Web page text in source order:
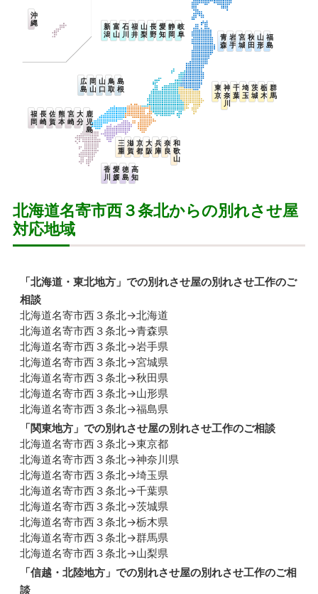
青
森
岩
手
宮
城
秋
田
山
形
福
島
東
京
神
奈
川
千
葉
埼
玉
茨
城
栃
木
群
馬
新
潟
富
山
石
川
福
井
山
梨
長
野
愛
知
静
岡
岐
阜
三
重
滋
賀
京
都
大
阪
兵
庫
奈
良
和
歌
山
広
島
岡
山
山
口
鳥
取
島
根
香
川
愛
媛
徳
島
高
知
福
岡
長
崎
佐
賀
熊
本
宮
崎
大
分
鹿
児
島
沖
縄
北海道名寄市西３条北からの別れさせ屋
対応地域
「北海道・東北地方 」での別れさせ屋の別れさせ工作のご
相談
北海道名寄市西３条北→北海道
北海道名寄市西３条北→青森県
北海道名寄市西３条北→岩手県
北海道名寄市西３条北→宮城県
北海道名寄市西３条北→秋田県
北海道名寄市西３条北→山形県
北海道名寄市西３条北→福島県
「関東地方 」での別れさせ屋の別れさせ工作のご相談
北海道名寄市西３条北→東京都
北海道名寄市西３条北→神奈川県
北海道名寄市西３条北→埼玉県
北海道名寄市西３条北→千葉県
北海道名寄市西３条北→茨城県
北海道名寄市西３条北→栃木県
北海道名寄市西３条北→群馬県
北海道名寄市西３条北→山梨県
「信越・北陸地方 」での別れさせ屋の別れさせ工作のご相
談